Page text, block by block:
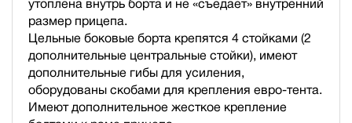
утоплена внутрь борта и не «съедает» внутренний
размер прицепа.
Цельные боковые борта крепятся 4 стойками (2
дополнительные центральные стойки), имеют
дополнительные гибы для усиления,
оборудованы скобами для крепления евро-тента.
Имеют дополнительное жесткое крепление